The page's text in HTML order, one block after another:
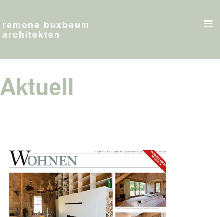
ramona buxbaum
architekten
Aktuell